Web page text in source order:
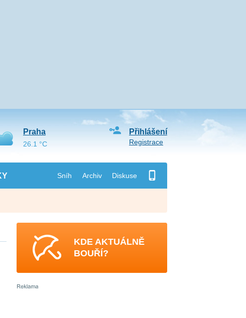
Sníh Archiv Diskuse
Přihlášení
Registrace
Praha
26.1 °C
KDE AKTUÁLNĚ
BOUŘÍ?